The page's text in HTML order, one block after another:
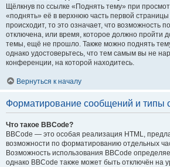
Щёлкнув по ссылке «Поднять тему» при
«поднять» её в верхнюю часть первой
происходит, то это означает, что возможность
отключена, или время, которое должно пройти
темы, ещё не прошло. Также можно поднять
однако удостоверьтесь, что тем самым вы не
конференции, на которой находитесь.
Вернуться к началу
Форматирование сообщений и типы
Что такое BBCode?
BBCode — это особая реализация HTML,
возможности по форматированию отдельных
Возможность использования BBCode
однако BBCode также может быть отключён на